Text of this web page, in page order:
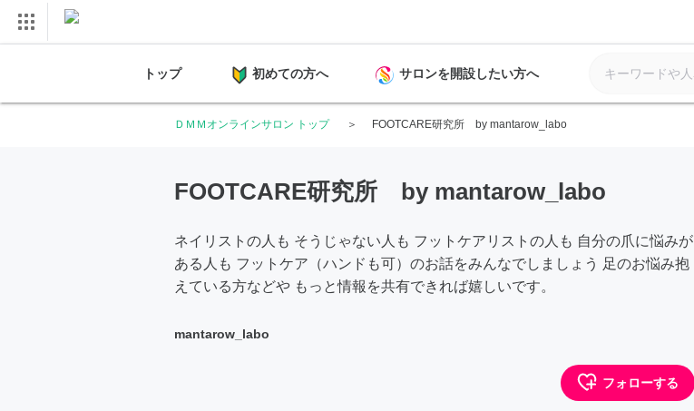
トップ 初めての方へ サロンを開設したい方へ
ＤＭＭオンラインサロン トップ FOOTCARE研究所 by mantarow_labo
FOOTCARE研究所 by mantarow_labo
ネイリストの人も そうじゃない人も フットケアリストの人も 自分の爪に悩みが
ある人も フットケア（ハンドも可）のお話をみんなでしましょう 足のお悩み抱
えている方などや もっと情報を共有できれば嬉しいです。
mantarow_labo
フォローする